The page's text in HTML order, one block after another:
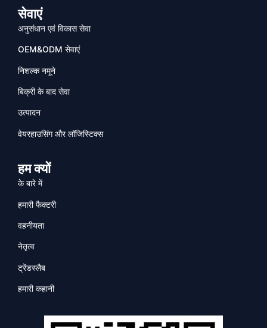
सेवाएं
अनुसंधान एवं विकास सेवा
OEM&ODM सेवाएं
निशल्क नमूने
बिक्री के बाद सेवा
उत्पादन
वेयरहाउसिंग और लॉजिस्टिक्स
हम क्यों
के बारे में
हमारी फैक्टरी
वहनीयता
नेतृत्व
ट्रेंडस्लैब
हमारी कहानी